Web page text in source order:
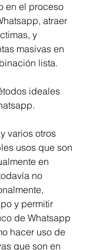
en el proceso
atraer
y
masivas en
lista.
ideales
varios otros
usos que son
en
no
y permitir
de Whatsapp
hacer uso de
que son en